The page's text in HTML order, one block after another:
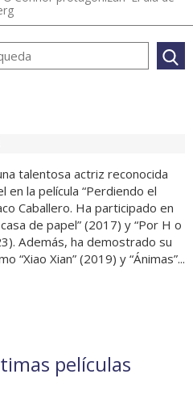
talentosa actriz reconocida
en la película “Perdiendo el
Caballero. Ha participado en
de papel” (2017) y “Por H o
Además, ha demostrado su
“Xiao Xian” (2019) y “Ánimas”...
películas